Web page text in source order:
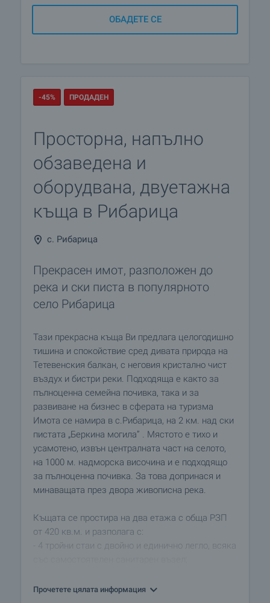
ОБАДЕТЕ СЕ
-45% ПРОДАДЕН
Просторна, напълно
обзаведена и
оборудвана, двуетажна
къща в Рибарица
с. Рибарица
Прекрасен имот, разположен до
река и ски писта в популярното
село Рибарица
Тази прекрасна къща Ви предлага целогодишно
тишина и спокойствие сред дивата природа на
Тетевенския балкан, с неговия кристално чист
въздух и бистри реки. Подходяща е както за
пълноценна семейна почивка, така и за
развиване на бизнес в сферата на туризма
Имота се намира в с.Рибарица, на 2 км. над ски
пистата „Беркина могила” . Мястото е тихо и
усамотено, извън централната част на селото,
на 1000 м. надморска височина и е подходящо
за пълноценна почивка. За това допринася и
минаващата през двора живописна река.
Къщата се простира на два етажа с обща РЗП
от 420 кв.м. и разполага с:
- 4 тройни стаи с двойно и единично легло, всяка
възел;
Прочетете цялата информация